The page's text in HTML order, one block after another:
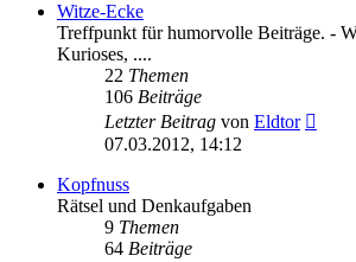
Witze-Ecke
Treffpunkt für humorvolle Beiträge. -
Kurioses, ....
22 Themen
106 Beiträge
Letzter Beitrag von Eldtor
07.03.2012, 14:12
Kopfnuss
Rätsel und Denkaufgaben
9 Themen
64 Beiträge